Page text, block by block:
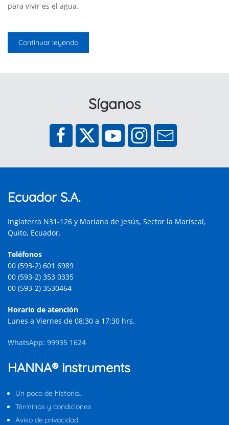
para vivir es el agua.
Continuar leyendo
Síganos
Ecuador S.A.
Inglaterra N31-126 y Mariana de Jesús, Sector la Mariscal,
Quito, Ecuador.
Teléfonos
00 (593-2) 601 6989
00 (593-2) 353 0335
00 (593-2) 3530464
Horario de atención
Lunes a Viernes de 08:30 a 17:30 hrs.
WhatsApp: 99935 1624
HANNA® instruments
Un poco de historia…
Términos y condiciones
Aviso de privacidad